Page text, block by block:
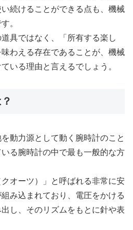
続けることができる点も、機械
。
具ではなく、「所有する楽し
わえる存在であることが、機械
いる理由と言えるでしょう。
動力源として動く腕時計のこと
る腕時計の中で最も一般的な方
オーツ）」と呼ばれる非常に安
み込まれており、電圧をかける
し、そのリズムをもとに針や表